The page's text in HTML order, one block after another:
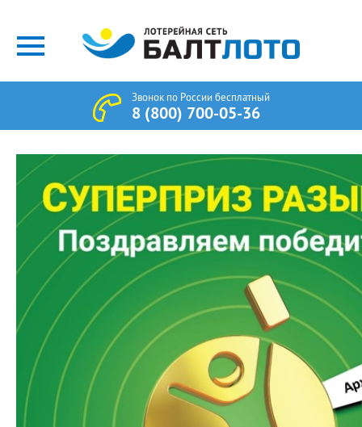
Звонок по России бесплатный
8 (800) 700-05-36